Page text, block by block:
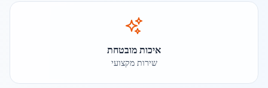
איכות מובטחת
שירות מקצועי